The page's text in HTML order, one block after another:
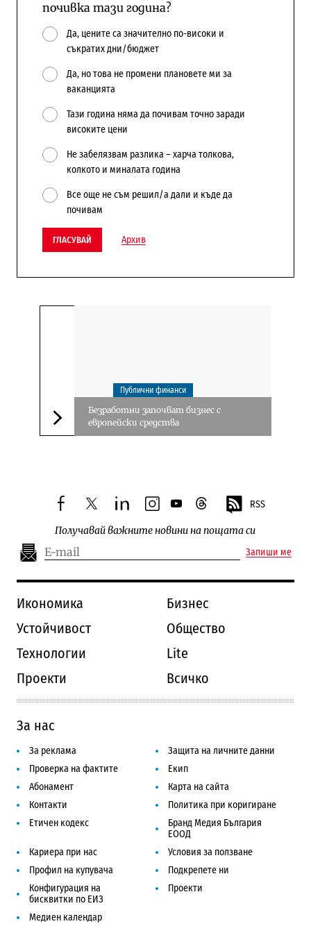
почивка тази година?
Да, цените са значително по-високи и
съкратих дни/бюджет
Да, но това не промени плановете ми за
ваканцията
Тази година няма да почивам точно заради
високите цени
Не забелязвам разлика – харча толкова,
колкото и миналата година
Все още не съм решил/а дали и къде да
почивам
ГЛАСУВАЙ Архив
Следваща новина
Публични финанси
Безработни започват бизнес с
европейски средства
facebooktwitterlinkedininstagram
youtubethreads RSS
Получавай важните новини на пощата си
Запиши ме
Икономика
Бизнес
Устойчивост
Общество
Технологии
Lite
Проекти
Всичко
За нас
За реклама
Защита на личните данни
Проверка на фактите
Екип
Абонамент
Карта на сайта
Контакти
Политика при коригиране
Етичен кодекс
Бранд Медия България
ЕООД
Кариера при нас
Условия за ползване
Профил на купувача
Подкрепете ни
Конфигурация на
бисквитки по ЕИЗ
Проекти
Медиен календар